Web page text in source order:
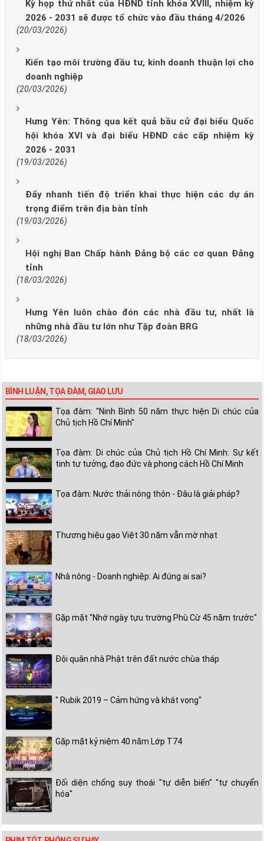
Kỳ họp thứ nhất của HĐND tỉnh khóa XVIII, nhiệm kỳ
2026 - 2031 sẽ được tổ chức vào đầu tháng 4/2026
(20/03/2026)
Kiến tạo môi trường đầu tư, kinh doanh thuận lợi cho
doanh nghiệp
(20/03/2026)
Hưng Yên: Thông qua kết quả bầu cử đại biểu Quốc
hội khóa XVI và đại biểu HĐND các cấp nhiệm kỳ
2026 - 2031
(19/03/2026)
Đẩy nhanh tiến độ triển khai thực hiện các dự án
trọng điểm trên địa bàn tỉnh
(19/03/2026)
Hội nghị Ban Chấp hành Đảng bộ các cơ quan Đảng
tỉnh
(18/03/2026)
Hưng Yên luôn chào đón các nhà đầu tư, nhất là
những nhà đầu tư lớn như Tập đoàn BRG
(18/03/2026)
BÌNH LUẬN, TỌA ĐÀM, GIAO LƯU
Tọa đàm: "Ninh Bình 50 năm thực hiện Di chúc của
Chủ tịch Hồ Chí Minh"
Tọa đàm: Di chúc của Chủ tịch Hồ Chí Minh: Sự kết
tinh tư tưởng, đạo đức và phong cách Hồ Chí Minh
Tọa đàm: Nước thải nông thôn - Đâu là giải pháp?
Thương hiệu gạo Việt 30 năm vẫn mờ nhạt
Nhà nông - Doanh nghiệp: Ai đúng ai sai?
Gặp mặt "Nhớ ngày tựu trường Phù Cừ 45 năm trước"
Đội quân nhà Phật trên đất nước chùa tháp
" Rubik 2019 – Cảm hứng và khát vọng"
Gặp mặt kỷ niệm 40 năm Lớp T74
Đối diện chống suy thoái "tự diễn biến" "tự chuyển
hóa"